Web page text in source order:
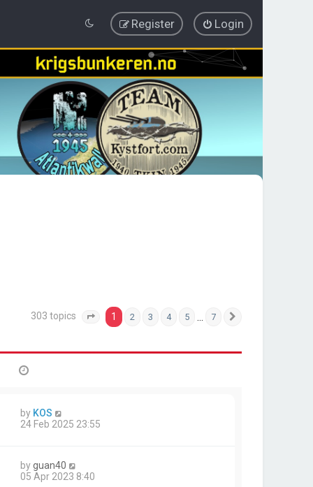
Login
Register
303 topics Page 1 of
1 2 3 4 5 7
by KOS
24 Feb 2025 23:55
byguan40
05 Apr 2023 8:40